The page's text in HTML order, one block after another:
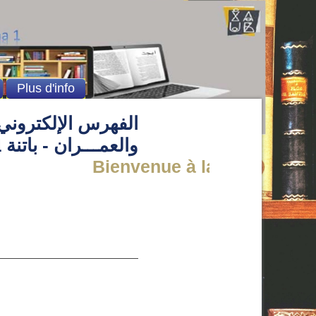
الفهرس
والعمـــران - باتنة 1
Bienvenue à la
Plus d'info